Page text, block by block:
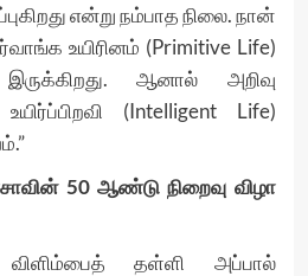
என்று நம்பாத நிலை. நான்
உயிரினம் (Primitive Life)
ஆனால் அறிவு
(Intelligent Life)
50 ஆண்டு நிறைவு விழா
தள்ளி அப்பால்